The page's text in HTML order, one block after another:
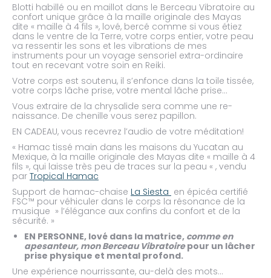
Blotti habillé ou en maillot dans le Berceau Vibratoire au
confort unique grâce à la maille originale des Mayas
dite « maille à 4 fils », lové, bercé comme si vous étiez
dans le ventre de la Terre, votre corps entier, votre peau
va ressentir les sons et les vibrations de mes
instruments pour un voyage sensoriel extra-ordinaire
tout en recevant votre soin en Reiki.
Votre corps est soutenu, il s’enfonce dans la toile tissée,
votre corps lâche prise, votre mental lâche prise…
Vous extraire de la chrysalide sera comme une re-
naissance. De chenille vous serez papillon.
EN CADEAU, vous recevrez l’audio de votre méditation!
« Hamac tissé main dans les maisons du Yucatan au
Mexique, à la maille originale des Mayas dite « maille à 4
fils », qui laisse très peu de traces sur la peau « , vendu
par Tropical Hamac
Support de hamac-chaise La Siesta en épicéa certifié
FSC™ pour véhiculer dans le corps la résonance de la
musique » l’élégance aux confins du confort et de la
sécurité. »
EN PERSONNE, lové dans la matrice, comme en
apesanteur, mon Berceau Vibratoirepour un lâcher
prise physique et mental profond.
Une expérience nourrissante, au-delà des mots…